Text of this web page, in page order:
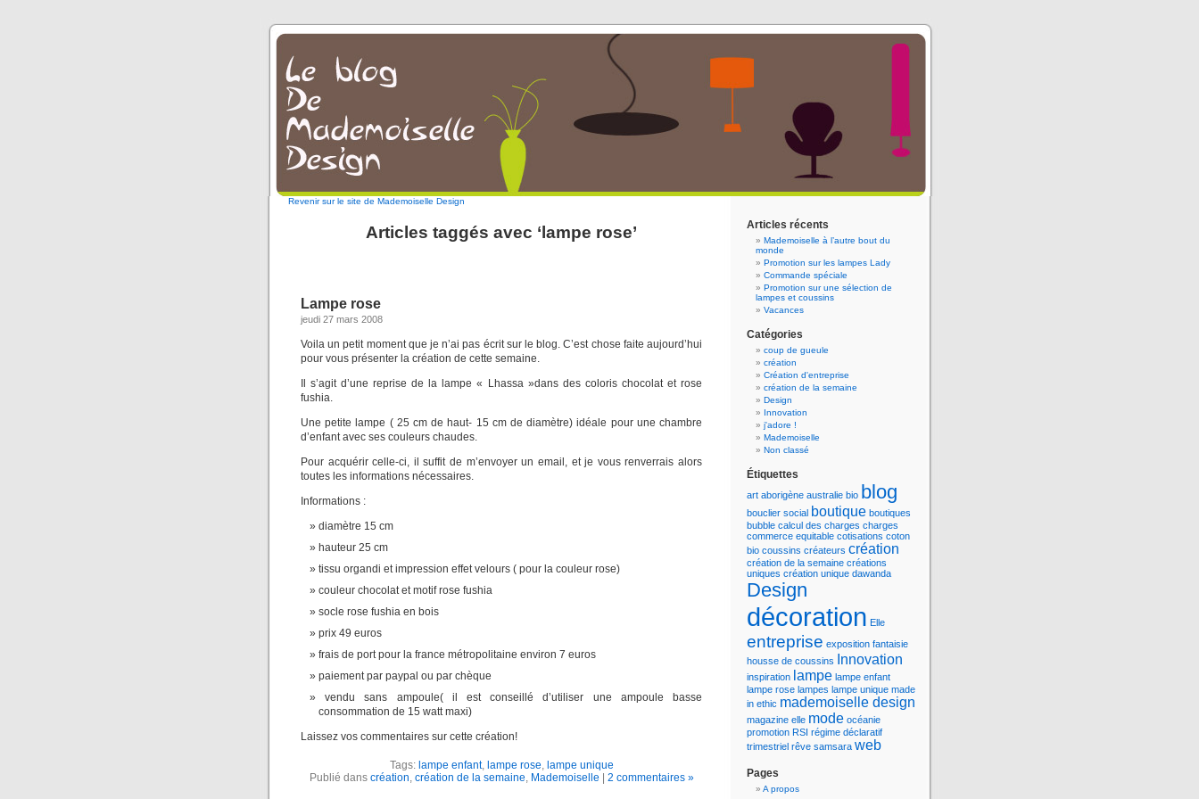
Revenir sur le site de Mademoiselle Design
Articles taggés avec ‘lampe rose’
Lampe rose
jeudi 27 mars 2008
Voila un petit moment que je n’ai pas écrit sur le blog. C’est chose faite aujourd’hui
pour vous présenter la création de cette semaine.
Il s’agit d’une reprise de la lampe « Lhassa »dans des coloris chocolat et rose
fushia.
Une petite lampe ( 25 cm de haut- 15 cm de diamètre) idéale pour une chambre
d’enfant avec ses couleurs chaudes.
Pour acquérir celle-ci, il suffit de m’envoyer un email, et je vous renverrais alors
toutes les informations nécessaires.
Informations :
diamètre 15 cm
hauteur 25 cm
tissu organdi et impression effet velours ( pour la couleur rose)
couleur chocolat et motif rose fushia
socle rose fushia en bois
prix 49 euros
frais de port pour la france métropolitaine environ 7 euros
paiement par paypal ou par chèque
vendu sans ampoule( il est conseillé d’utiliser une ampoule basse
consommation de 15 watt maxi)
Laissez vos commentaires sur cette création!
Tags: lampe enfant, lampe rose, lampe unique
Publié dans création, création de la semaine, Mademoiselle 2 commentaires »
Articles récents
Mademoiselle à l’autre bout du
monde
Promotion sur les lampes Lady
Commande spéciale
Promotion sur une sélection de
lampes et coussins
Vacances
Catégories
coup de gueule
création
Création d'entreprise
création de la semaine
Design
Innovation
j'adore !
Mademoiselle
Non classé
Étiquettes
art aborigène australie bio blog
bouclier social boutique boutiques
bubble calcul des charges charges
commerce equitable cotisations coton
bio coussins créateurs création
création de la semaine créations
uniques création unique dawanda
Design
décoration Elle
entreprise exposition fantaisie
housse de coussins
Innovation
inspiration lampe lampe enfant
lampe rose lampes lampe unique made
in ethic mademoiselle design
magazine elle mode océanie
promotion RSI régime déclaratif
trimestriel rêve samsara web
Pages
A propos